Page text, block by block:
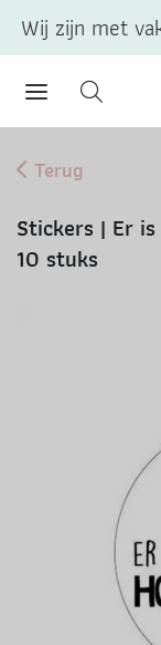
Terug
Stickers | Er
10 stuks
Wij zijn met